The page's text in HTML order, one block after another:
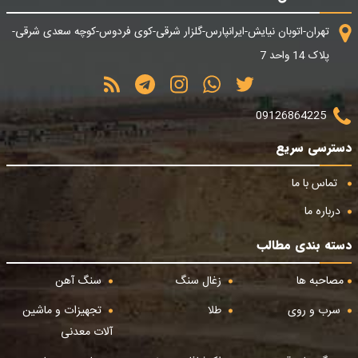
تهران-اتوبان نیایش-ایرانپارس-گلزار شرقی-کوی فردوس-کوچه سعدی شرقی-
پلاک 14 واحد 7
09126864225
دسترسی سریع
تماس با ما
درباره ما
دسته بندی مطالب
مصاحبه ها
زغال سنگ
سنگ آهن
سرب و روی
طلا
تجهیزات و ماشین
آلات معدنی